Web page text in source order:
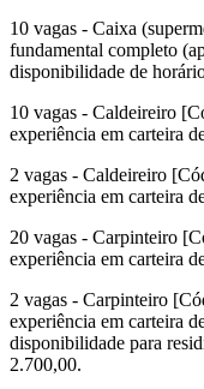
10 vagas - Caixa
fundamental completo
disponibilidade de
10 vagas - Caldeireiro
experiência em carteira
2 vagas - Caldeireiro
experiência em carteira
20 vagas - Carpinteiro
experiência em carteira
2 vagas - Carpinteiro
experiência em carteira
disponibilidade para
2.700,00.